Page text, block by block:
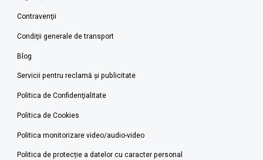
Contravenţii
Condiţii generale de transport
Blog
Servicii pentru reclamă și publicitate
Politica de Confidenţialitate
Politica de Cookies
Politica monitorizare video/audio-video
Politica de protecție a datelor cu caracter personal